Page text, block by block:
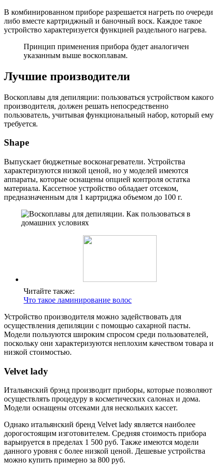
В комбинированном приборе разрешается нагреть по очереди
либо вместе картриджный и баночный воск. Каждое такое
устройство характеризуется функцией раздельного нагрева.
Принцип применения прибора будет аналогичен
указанным выше воскоплавам.
Лучшие производители
Воскоплавы для депиляции: пользоваться устройством какого
производителя, должен решать непосредственно
пользователь, учитывая функциональный набор, который ему
требуется.
Shape
Выпускает бюджетные восконагреватели. Устройства
характеризуются низкой ценой, но у моделей имеются
аппараты, которые оснащены опцией контроля остатка
материала. Кассетное устройство обладает отсеком,
предназначенным для 1 картриджа объемом до 100 г.
Читайте также:
Что такое ламинирование волос
Устройство производителя можно задействовать для
осуществления депиляции с помощью сахарной пасты.
Модели пользуются широким спросом среди пользователей,
поскольку они характеризуются неплохим качеством товара и
низкой стоимостью.
Velvet lady
Итальянский брэнд производит приборы, которые позволяют
осуществлять процедуру в косметических салонах и дома.
Модели оснащены отсеками для нескольких кассет.
Однако итальянский бренд Velvet lady является наиболее
дорогостоящим изготовителем. Средняя стоимость прибора
варьируется в пределах 1 500 руб. Также имеются модели
данного уровня с более низкой ценой. Дешевые устройства
можно купить примерно за 800 руб.